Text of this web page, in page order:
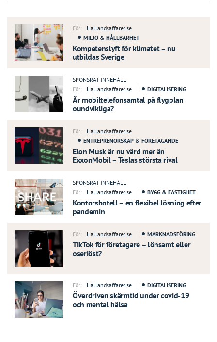
För:
Hallandsaffarer.se
MILJÖ & HÅLLBARHET
Kompetenslyft för klimatet – nu
utbildas Sverige
SPONSRAT INNEHÅLL
För:
Hallandsaffarer.se DIGITALISERING
Är mobiltelefonsamtal på flygplan
oundvikliga?
För:
Hallandsaffarer.se
ENTREPRENÖRSKAP & FÖRETAGANDE
Elon Musk är nu värd mer än
ExxonMobil – Teslas största rival
SPONSRAT INNEHÅLL
För:
Hallandsaffarer.se BYGG & FASTIGHET
Kontorshotell – en flexibel lösning efter
pandemin
För: Hallandsaffarer.se MARKNADSFÖRING
TikTok för företagare – lönsamt eller
oseriöst?
För: Hallandsaffarer.se DIGITALISERING
Överdriven skärmtid under covid-19
och mental hälsa